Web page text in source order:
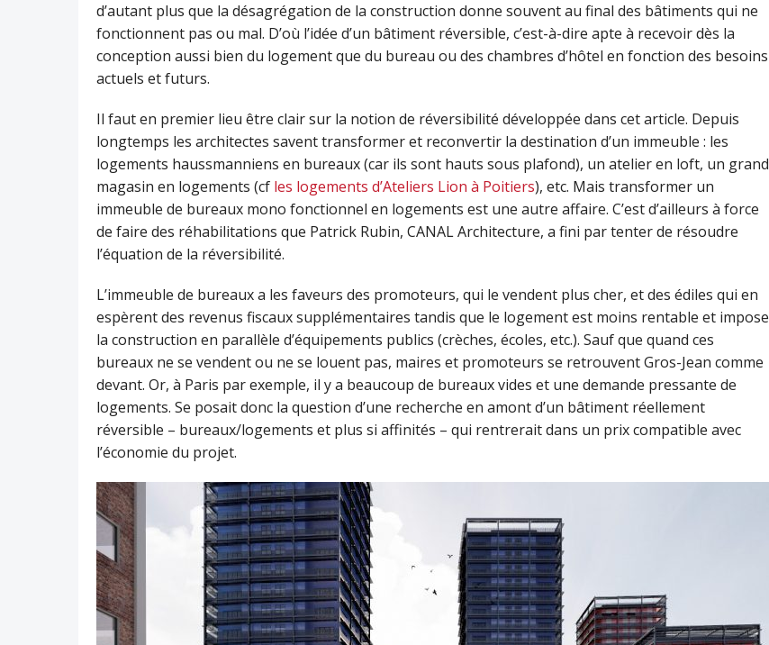
d’autant plus que la désagrégation de la construction donne souvent au final des bâtiments qui ne
fonctionnent pas ou mal. D’où l’idée d’un bâtiment réversible, c’est-à-dire apte à recevoir dès la
conception aussi bien du logement que du bureau ou des chambres d’hôtel en fonction des besoins
actuels et futurs.
Il faut en premier lieu être clair sur la notion de réversibilité développée dans cet article. Depuis
longtemps les architectes savent transformer et reconvertir la destination d’un immeuble : les
logements haussmanniens en bureaux (car ils sont hauts sous plafond), un atelier en loft, un grand
magasin en logements (cf les logements d’Ateliers Lion à Poitiers), etc. Mais transformer un
immeuble de bureaux mono fonctionnel en logements est une autre affaire. C’est d’ailleurs à force
de faire des réhabilitations que Patrick Rubin, CANAL Architecture, a fini par tenter de résoudre
l’équation de la réversibilité.
L’immeuble de bureaux a les faveurs des promoteurs, qui le vendent plus cher, et des édiles qui en
espèrent des revenus fiscaux supplémentaires tandis que le logement est moins rentable et impose
la construction en parallèle d’équipements publics (crèches, écoles, etc.). Sauf que quand ces
bureaux ne se vendent ou ne se louent pas, maires et promoteurs se retrouvent Gros-Jean comme
devant. Or, à Paris par exemple, il y a beaucoup de bureaux vides et une demande pressante de
logements. Se posait donc la question d’une recherche en amont d’un bâtiment réellement
réversible – bureaux/logements et plus si affinités – qui rentrerait dans un prix compatible avec
l’économie du projet.